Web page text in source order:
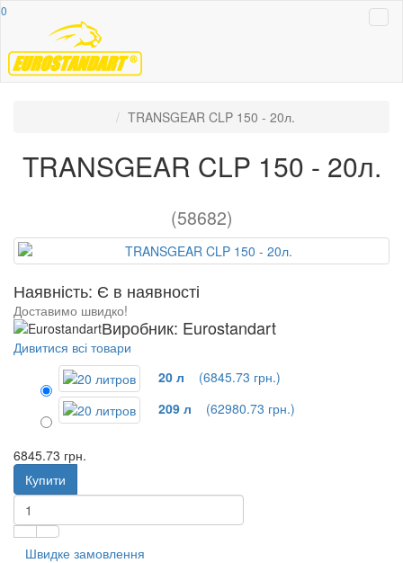
0
TRANSGEAR CLP 150 - 20л.
TRANSGEAR CLP 150 - 20л.
(58682)
Наявність: Є в наявності
Доставимо швидко!
Виробник: Eurostandart
Дивитися всі товари
20 л (6845.73 грн.)
209 л (62980.73 грн.)
6845.73 грн.
Купити
Швидке замовлення